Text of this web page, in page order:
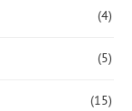
(4)
(5)
(15)